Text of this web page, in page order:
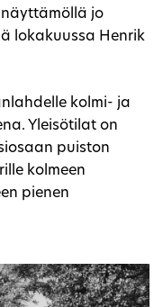
jo
lokakuussa Henrik
kolmi- ja
Yleisötilat on
puiston
kolmeen
pienen